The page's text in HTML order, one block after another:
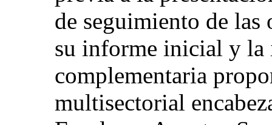
de seguimiento de las
su informe inicial y la
complementaria
multisectorial